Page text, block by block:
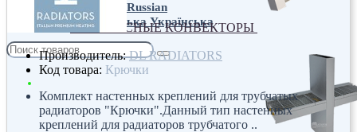
Russian
Українська
ПЛИНТУСНЫЕ КОНВЕКТОРЫ
Производитель:DL RADIATORS
Код товара: Крючки
Комплект настенных креплений для трубчатых
радиаторов "Крючки".Данный тип настенных
креплений для радиаторов трубчатого ..